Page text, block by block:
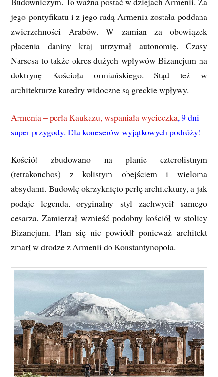
jego pontyfikatu i z jego radą Armenia została poddana
zwierzchności Arabów. W zamian za obowiązek
płacenia daniny kraj utrzymał autonomię. Czasy
Narsesa to także okres dużych wpływów Bizancjum na
doktrynę Kościoła ormiańskiego. Stąd też w
architekturze katedry widoczne są greckie wpływy.
Armenia – perła Kaukazu, wspaniała wycieczka, 9 dni
super przygody. Dla koneserów wyjątkowych podróży!
Kościół zbudowano na planie czterolistnym
(tetrakonchos) z kolistym obejściem i wieloma
absydami. Budowlę okrzyknięto perłę architektury, a jak
podaje legenda, oryginalny styl zachwycił samego
cesarza. Zamierzał wznieść podobny kościół w stolicy
Bizancjum. Plan się nie powiódł ponieważ architekt
zmarł w drodze z Armenii do Konstantynopola.